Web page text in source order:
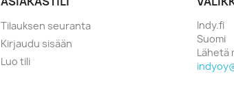
Tilauksen seuranta
Kirjaudu sisään
Luo tili
Indy.fi
Suomi
Lähetä